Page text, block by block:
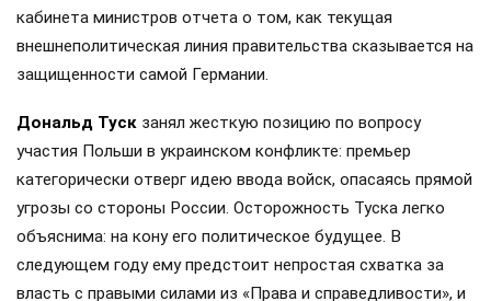
кабинета министров отчета о том, как текущая
внешнеполитическая линия правительства сказывается на
защищенности самой Германии.
Дональд Туск занял жесткую позицию по вопросу
участия Польши в украинском конфликте: премьер
категорически отверг идею ввода войск, опасаясь прямой
угрозы со стороны России. Осторожность Туска легко
объяснима: на кону его политическое будущее. В
следующем году ему предстоит непростая схватка за
власть с правыми силами из «Права и справедливости», и